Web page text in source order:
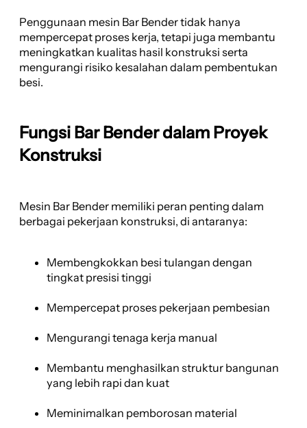
Penggunaan mesin Bar Bender tidak hanya
mempercepat proses kerja, tetapi juga membantu
meningkatkan kualitas hasil konstruksi serta
mengurangi risiko kesalahan dalam pembentukan
besi.
Fungsi Bar Bender dalam Proyek
Konstruksi
Mesin Bar Bender memiliki peran penting dalam
berbagai pekerjaan konstruksi, di antaranya:
Membengkokkan besi tulangan dengan
tingkat presisi tinggi
Mempercepat proses pekerjaan pembesian
Mengurangi tenaga kerja manual
Membantu menghasilkan struktur bangunan
yang lebih rapi dan kuat
Meminimalkan pemborosan material